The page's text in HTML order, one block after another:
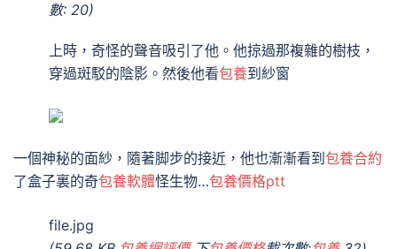
數: 20)
上時，奇怪的聲音吸引了他。他掠過那複雜的樹枝，
穿過斑駁的陰影。然後他看包養到紗窗
一個神秘的面紗，隨著脚步的接近，他也漸漸看到 包養合約
了盒子裏的奇包養軟體怪生物…包養價格ptt
file.jpg